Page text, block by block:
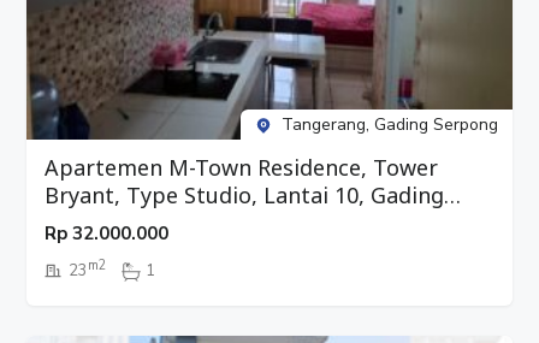
Tangerang, Gading Serpong
Apartemen M-Town Residence, Tower
Bryant, Type Studio, Lantai 10, Gading
Serpong, Tangerang
Rp 32.000.000
23 m2 1